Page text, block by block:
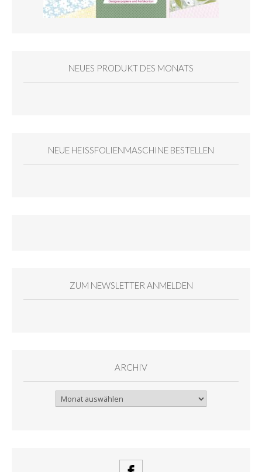
NEUES PRODUKT DES MONATS
NEUE HEISSFOLIENMASCHINE BESTELLEN
ZUM NEWSLETTER ANMELDEN
ARCHIV
Archiv